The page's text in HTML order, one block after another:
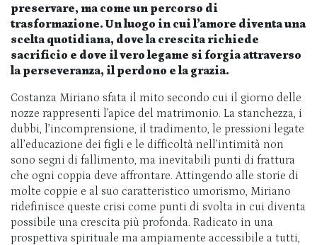
preservare, ma come un percorso di
trasformazione. Un luogo in cui l’amore diventa una
scelta quotidiana, dove la crescita richiede
sacrificio e dove il vero legame si forgia attraverso
la perseveranza, il perdono e la grazia.
Costanza Miriano sfata il mito secondo cui il giorno delle
nozze rappresenti l’apice del matrimonio. La stanchezza, i
dubbi, l’incomprensione, il tradimento, le pressioni legate
all’educazione dei figli e le difficoltà nell’intimità non
sono segni di fallimento, ma inevitabili punti di frattura
che ogni coppia deve affrontare. Attingendo alle storie di
molte coppie e al suo caratteristico umorismo, Miriano
ridefinisce queste crisi come punti di svolta in cui diventa
possibile una crescita più profonda. Radicato in una
prospettiva spirituale ma ampiamente accessibile a tutti,